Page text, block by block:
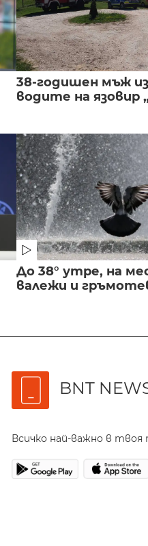
38-годишен мъж
водите на язовир
До 38° утре, на
валежи и
BNT
Всичко най-важно в